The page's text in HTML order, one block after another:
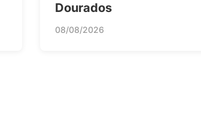
Dourados
08/08/2026